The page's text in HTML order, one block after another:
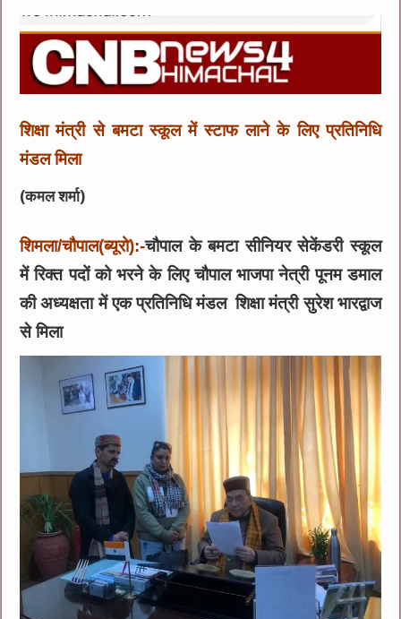
शिक्षा मंत्री से बमटा स्कूल में स्टाफ लाने के लिए प्रतिनिधि
मंडल मिला
(कमल शर्मा)
शिमला/चौपाल(ब्यूरो):-चौपाल के बमटा सीनियर सेकेंडरी स्कूल
में रिक्त पदों को भरने के लिए चौपाल भाजपा नेत्री पूनम डमाल
की अध्यक्षता में एक प्रतिनिधि मंडल शिक्षा मंत्री सुरेश भारद्वाज
से मिला